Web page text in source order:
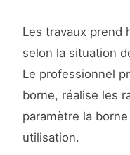
Les travaux prend
selon la situation
Le professionnel
borne, réalise les
paramètre la
utilisation.